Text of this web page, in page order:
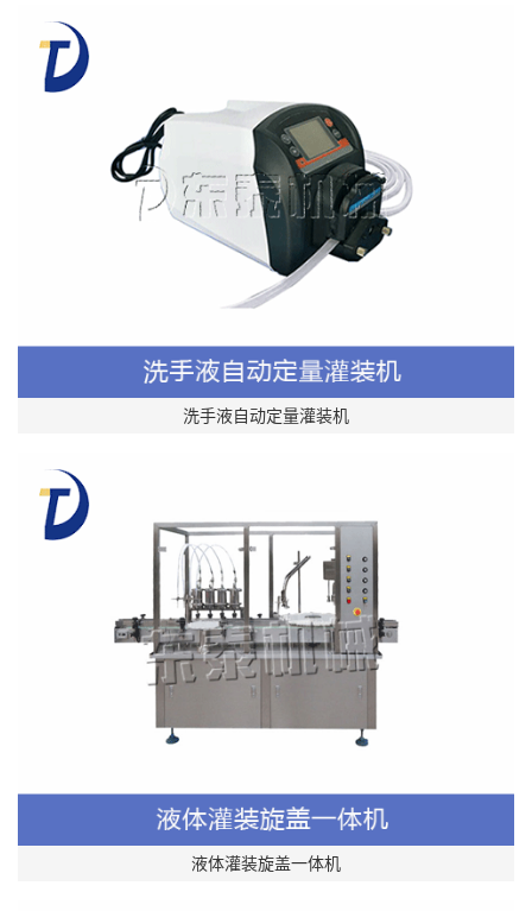
洗手液自动定量灌装机
液体灌装旋盖一体机